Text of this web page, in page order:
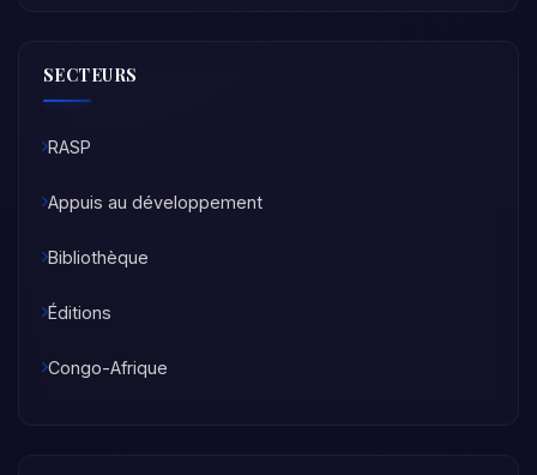
SECTEURS
RASP
Appuis au développement
Bibliothèque
Éditions
Congo-Afrique